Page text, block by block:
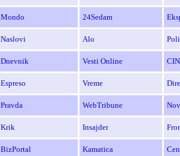
Mondo 24Sedam
Naslovi Alo
Dnevnik Vesti Online
Espreso Vreme
Pravda WebTribune
Krik Insajder
BizPortal Kamatica